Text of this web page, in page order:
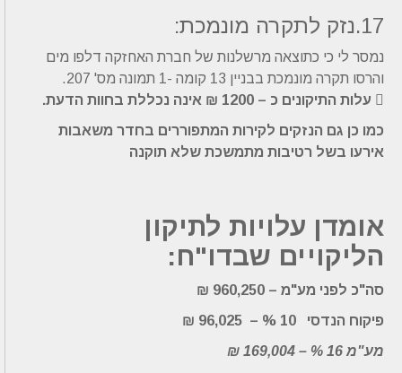
17.נזק לתקרה מונמכת:
נמסר לי כי כתוצאה מרשלנות של חברת האחזקה דלפו מים
והרסו תקרה מונמכת בבניין 13 קומה -1 תמונה מס' 207.
 עלות התיקונים כ – 1200 ₪ אינה נכללת בחוות הדעת.
כמו כן גם הנזקים לקירות המתפוררים בחדר משאבות
אירעו בשל רטיבות מתמשכת שלא תוקנה
אומדן עלויות לתיקון
הליקויים שבדו"ח:
סה"כ לפני מע"מ – 960,250 ₪
פיקוח הנדסי 10 % – 96,025 ₪
מע"מ 16 % – 169,004 ₪